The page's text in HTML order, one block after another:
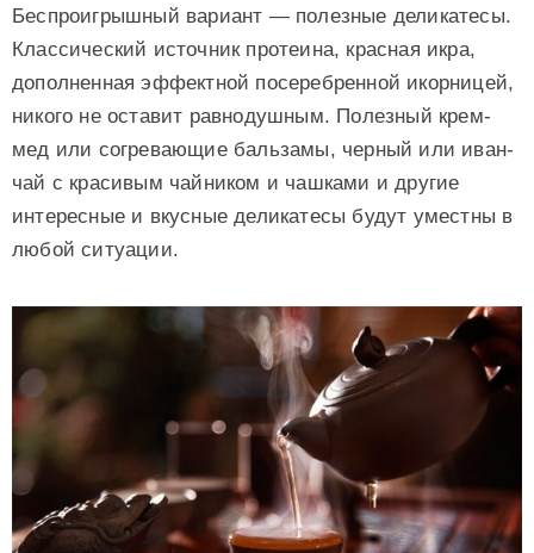
Беспроигрышный вариант — полезные деликатесы.
Классический источник протеина, красная икра,
дополненная эффектной посеребренной икорницей,
никого не оставит равнодушным. Полезный крем-
мед или согревающие бальзамы, черный или иван-
чай с красивым чайником и чашками и другие
интересные и вкусные деликатесы будут уместны в
любой ситуации.